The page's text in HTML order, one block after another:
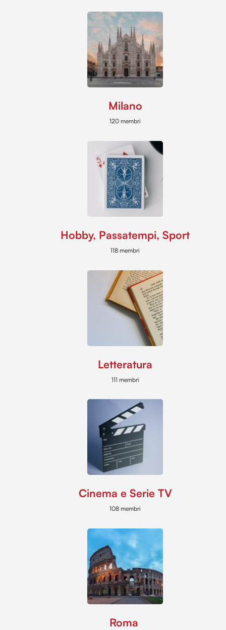
Milano
120 membri
Hobby, Passatempi, Sport
118 membri
Letteratura
111 membri
Cinema e Serie TV
108 membri
Roma